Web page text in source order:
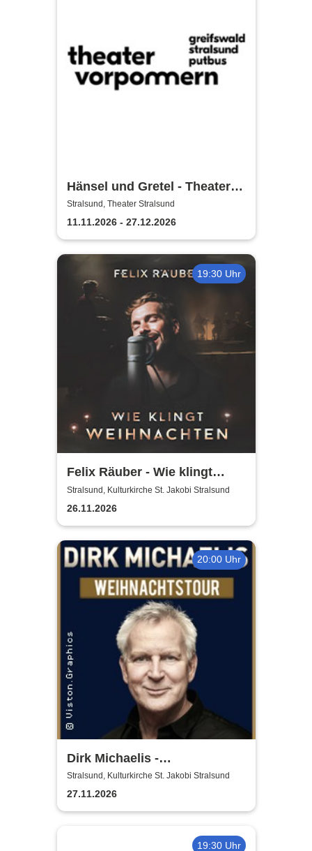
Hänsel und Gretel - Theater
Vorpommern
Stralsund, Theater Stralsund
11.11.2026 - 27.12.2026
19:30 Uhr
Felix Räuber - Wie klingt
Weihnachten 2026
Stralsund, Kulturkirche St. Jakobi Stralsund
26.11.2026
20:00 Uhr
Dirk Michaelis -
Weihnachtstournee 2026
Stralsund, Kulturkirche St. Jakobi Stralsund
27.11.2026
19:30 Uhr